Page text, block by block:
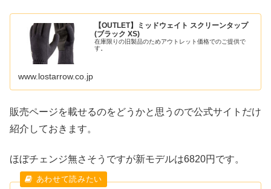
【OUTLET】ミッドウェイト スクリーンタップ
(ブラック XS)
在庫限りの旧製品のためアウトレット価格でのご提供で
す。
www.lostarrow.co.jp
販売ページを載せるのをどうかと思うので公式サイトだけ
紹介しておきます。
ほぼチェンジ無さそうですが新モデルは6820円です。